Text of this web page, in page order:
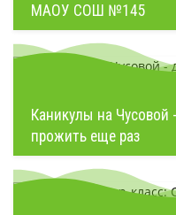
МАОУ СОШ №145
Каникулы на Чусовой
прожить еще раз